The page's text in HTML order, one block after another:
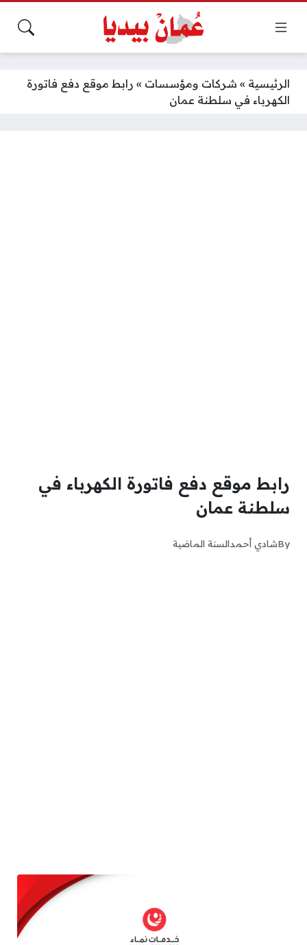
الرئيسية » شركات ومؤسسات » رابط موقع دفع فاتورة
الكهرباء في سلطنة عمان
رابط موقع دفع فاتورة الكهرباء في
سلطنة عمان
Byشادي أحمدالسنة الماضية